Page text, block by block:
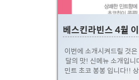
이번에 소개시켜드릴 것
달의 맛! 신메뉴 소개입
민트 초코 봉봉 입니다!!